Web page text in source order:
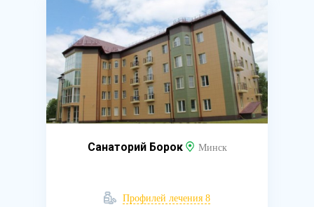
Санаторий Борок Минск
Профилей лечения 8